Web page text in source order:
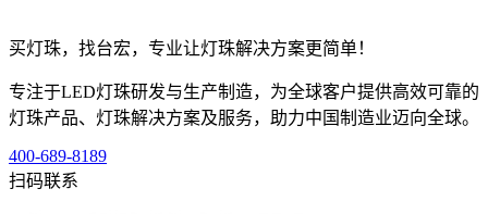
买灯珠，找台宏，专业让灯珠解决方案更简单！
专注于LED灯珠研发与生产制造，为全球客户提供高效可靠的
灯珠产品、灯珠解决方案及服务，助力中国制造业迈向全球。
400-689-8189
扫码联系